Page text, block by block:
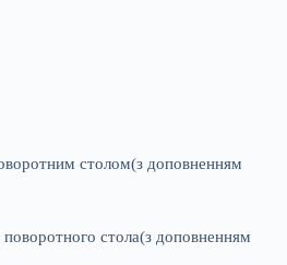
столом(з доповненням
стола(з доповненням